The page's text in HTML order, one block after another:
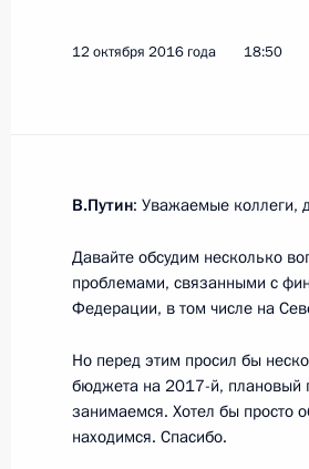
переговоров
Выступление
в
15 октября 2016
12 октября 2016 года 18:50
В.Путин: Уважаемые коллеги,
Давайте обсудим несколько
проблемами, связанными с
Федерации, в том числе на
Но перед этим просил бы
бюджета на 2017-й, плановый
занимаемся. Хотел бы просто
находимся. Спасибо.